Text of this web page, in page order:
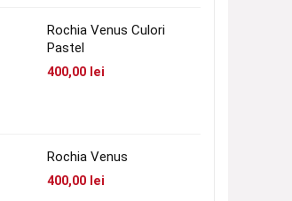
Rochia Venus Culori
Pastel
400,00 lei
Rochia Venus
400,00 lei